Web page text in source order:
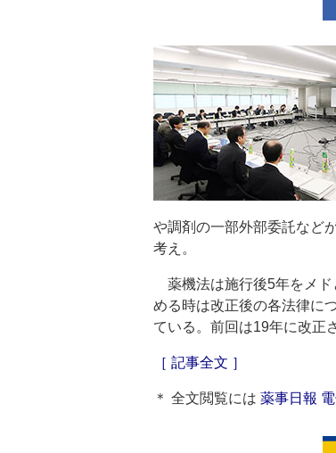
や調剤の一部外部委託など
考え。
薬機法は施行後5年をメド
める時は改正後の各法律に
ている。前回は19年に改正
［ 記事全文 ］
＊ 全文閲覧には 薬事日報